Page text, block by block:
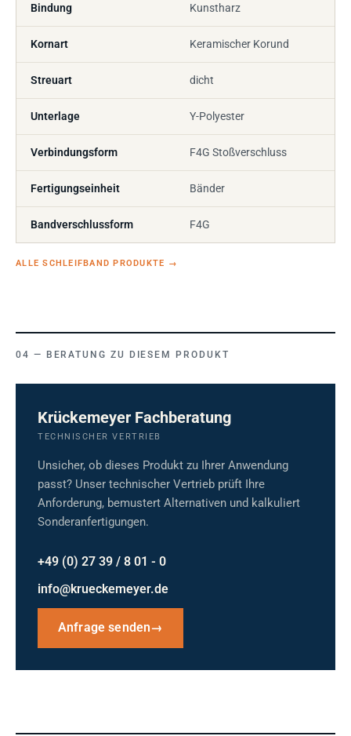
Bindung Kunstharz
Kornart Keramischer Korund
Streuart dicht
Unterlage Y-Polyester
Verbindungsform F4G Stoßverschluss
Fertigungseinheit Bänder
Bandverschlussform F4G
ALLE SCHLEIFBAND PRODUKTE →
BERATUNG ZU DIESEM PRODUKT
Krückemeyer Fachberatung
TECHNISCHER VERTRIEB
Unsicher, ob dieses Produkt zu Ihrer Anwendung
passt? Unser technischer Vertrieb prüft Ihre
Anforderung, bemustert Alternativen und kalkuliert
Sonderanfertigungen.
+49 (0) 27 39 / 8 01 - 0
info@krueckemeyer.de
Anfrage senden→